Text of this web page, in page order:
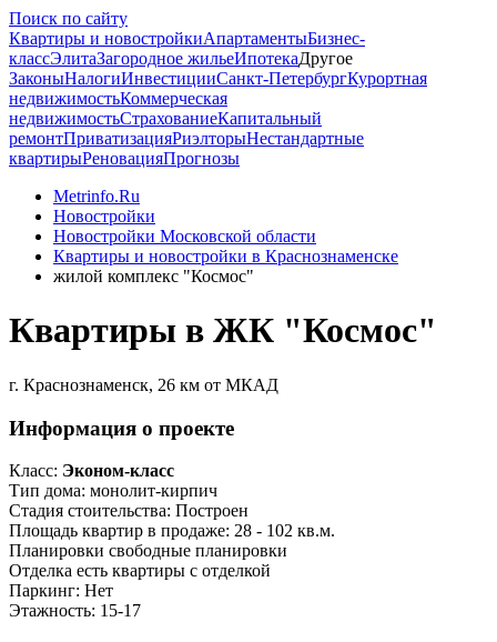
Поиск по сайту
Квартиры и новостройкиАпартаментыБизнес-
классЭлитаЗагородное жильеИпотекаДругое
ЗаконыНалогиИнвестицииСанкт-ПетербургКурортная
недвижимостьКоммерческая
недвижимостьСтрахованиеКапитальный
ремонтПриватизацияРиэлторыНестандартные
квартирыРеновацияПрогнозы
Metrinfo.Ru
Новостройки
Новостройки Московской области
Квартиры и новостройки в Краснознаменске
жилой комплекс "Космос"
Квартиры в ЖК "Космос"
г. Краснознаменск, 26 км от МКАД
Информация о проекте
Класс: Эконом-класс
Тип дома: монолит-кирпич
Стадия стоительства: Построен
Площадь квартир в продаже: 28 - 102 кв.м.
Планировки свободные планировки
Отделка есть квартиры с отделкой
Паркинг: Нет
Этажность: 15-17